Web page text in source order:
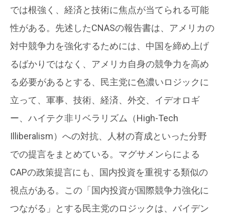
では根強く、経済と技術に焦点が当てられる可能
性がある。先述したCNASの報告書は、アメリカの
対中競争力を強化するためには、中国を締め上げ
るばかりではなく、アメリカ自身の競争力を高め
る必要があるとする、民主党に色濃いロジックに
立って、軍事、技術、経済、外交、イデオロギ
ー、ハイテク非リベラリズム（High-Tech
Illiberalism）への対抗、人材の育成といった分野
での提言をまとめている。マグサメンらによる
CAPの政策提言にも、国内投資を重視する類似の
視点がある。この「国内投資が国際競争力強化に
つながる」とする民主党のロジックは、バイデン